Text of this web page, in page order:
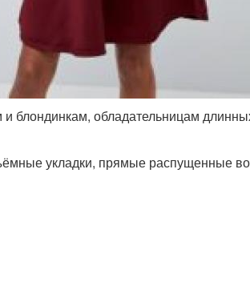
блондинкам, обладательницам
укладки, прямые распущенные